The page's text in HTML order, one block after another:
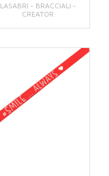
LASABRI - BRACCIALI -
CREATOR